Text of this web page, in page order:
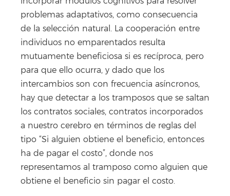
problemas adaptativos, como consecuencia
de la selección natural. La cooperación entre
individuos no emparentados resulta
mutuamente beneficiosa si es recíproca, pero
para que ello ocurra, y dado que los
intercambios son con frecuencia asíncronos,
hay que detectar a los tramposos que se saltan
los contratos sociales, contratos incorporados
a nuestro cerebro en términos de reglas del
tipo “Si alguien obtiene el beneficio, entonces
ha de pagar el costo”, donde nos
representamos al tramposo como alguien que
obtiene el beneficio sin pagar el costo.